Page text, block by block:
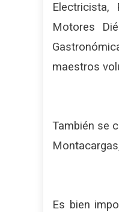
Electricista,
Motores
maestros
También se
Es bien